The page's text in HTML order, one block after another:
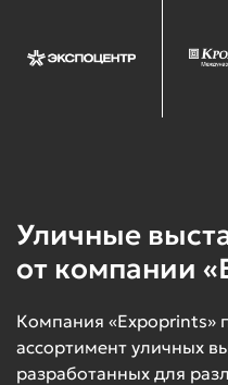
Уличные
от компании
Компания «Expoprints»
ассортимент уличных
разработанных для